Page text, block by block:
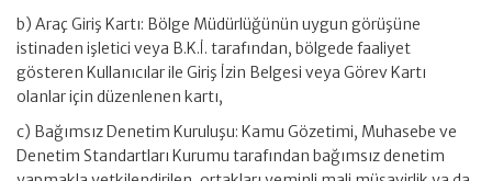
b) Araç Giriş Kartı: Bölge Müdürlüğünün uygun görüşüne
istinaden işletici veya B.K.İ. tarafından, bölgede faaliyet
gösteren Kullanıcılar ile Giriş İzin Belgesi veya Görev Kartı
olanlar için düzenlenen kartı,
c) Bağımsız Denetim Kuruluşu: Kamu Gözetimi, Muhasebe ve
Denetim Standartları Kurumu tarafından bağımsız denetim